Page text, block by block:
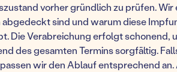
vorher gründlich zu prüfen. Wir
sind und warum diese
Die Verabreichung erfolgt schonend,
des gesamten Termins sorgfältig.
wir den Ablauf entsprechend